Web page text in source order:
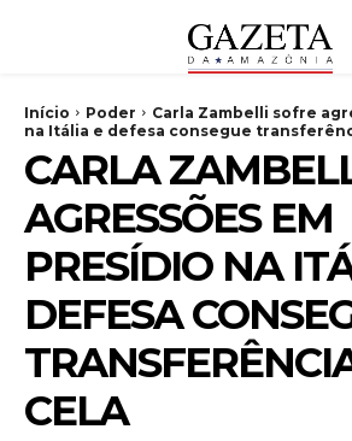
Início Poder
Carla Zambelli sofre
na Itália e defesa consegue
CARLA
AGRESSÕES EM
PRESÍDIO NA
DEFESA
CELA